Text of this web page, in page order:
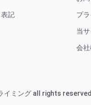
記 プ
当
会
イミング all rights